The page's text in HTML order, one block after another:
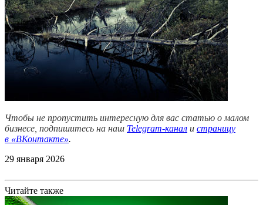
Чтобы не пропустить интересную для вас статью о малом
бизнесе, подпишитесь на наш Telegram-канал и страницу
в «ВКонтакте».
29 января 2026
Читайте также